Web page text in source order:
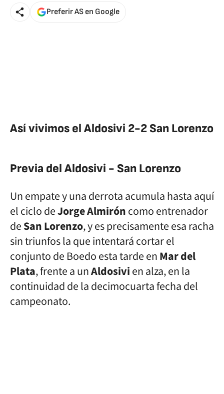
Preferir AS en Google
Así vivimos el Aldosivi 2-2 San Lorenzo
Previa del Aldosivi - San Lorenzo
Un empate y una derrota acumula hasta aquí
el ciclo deJorge Almiróncomo entrenador
deSan Lorenzo, y es precisamente esa racha
sin triunfos la que intentará cortar el
conjunto de Boedo esta tarde enMar del
Plata, frente a unAldosivien alza, en la
continuidad de la decimocuarta fecha del
campeonato.